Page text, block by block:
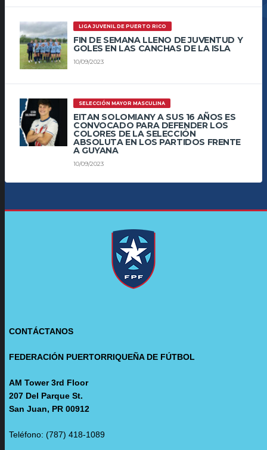
LIGA JUVENIL DE PUERTO RICO
FIN DE SEMANA LLENO DE JUVENTUD Y
GOLES EN LAS CANCHAS DE LA ISLA
10/09/2023
SELECCIÓN MAYOR MASCULINA
EITAN SOLOMIANY A SUS 16 AÑOS ES
CONVOCADO PARA DEFENDER LOS
COLORES DE LA SELECCIÓN
ABSOLUTA EN LOS PARTIDOS FRENTE
A GUYANA
10/09/2023
CONTÁCTANOS
FEDERACIÓN PUERTORRIQUEÑA DE FÚTBOL
AM Tower 3rd Floor
207 Del Parque St.
San Juan, PR 00912
Teléfono: (787) 418-1089